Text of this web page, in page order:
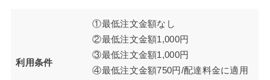
利用条件
①最低注文金額なし
②最低注文金額1,000円
③最低注文金額1,000円
④最低注文金額750円/配達料金に適用